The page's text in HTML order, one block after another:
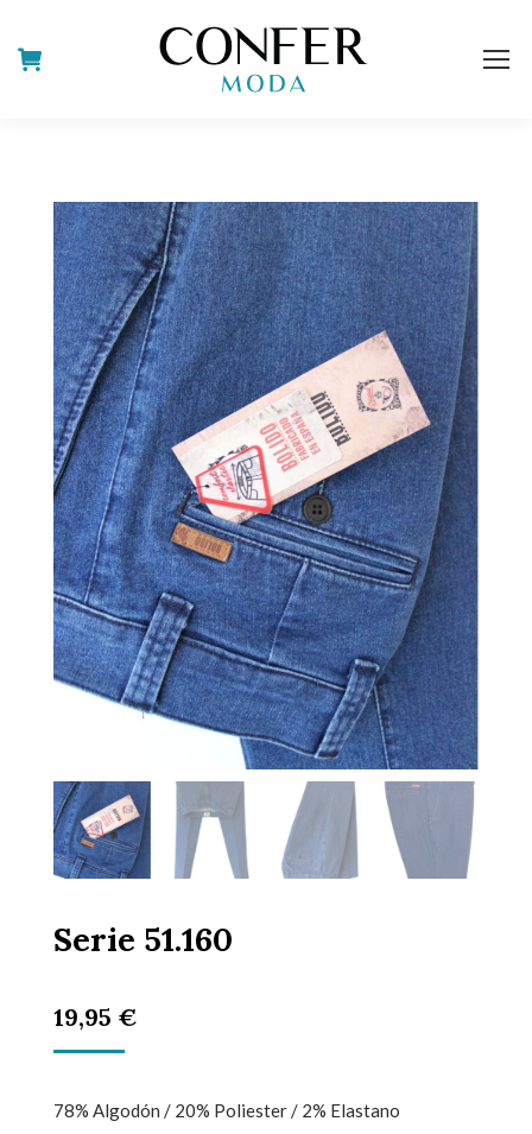
Serie 51.160
19,95 €
78% Algodón / 20% Poliester / 2% Elastano